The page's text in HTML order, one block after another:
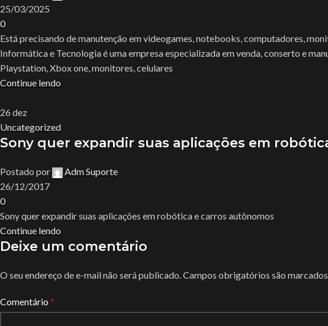
25/03/2025
0
Está precisando de manutenção em videogames, notebooks, computadores,
Informática e Tecnologia é uma empresa especializada em venda, conserto e
Playstation, Xbox one, monitores, celulares
Continue lendo
26 dez
Uncategorized
Sony quer expandir suas aplicações em
Postado por
Adm Suporte
26/12/2017
0
Sony quer expandir suas aplicações em robótica e carros autônomos
Continue lendo
Deixe um comentário
O seu endereço de e-mail não será publicado.Campos obrigatórios são
Comentário *